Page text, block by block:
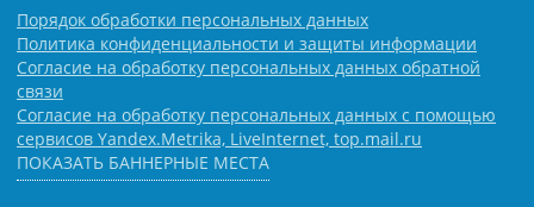
Порядок обработки персональных данных
Политика конфиденциальности и защиты информации
Согласие на обработку персональных данных обратной
связи
Согласие на обработку персональных данных с помощью
сервисов Yandex.Metrika, LiveInternet, top.mail.ru
ПОКАЗАТЬ БАННЕРНЫЕ МЕСТА